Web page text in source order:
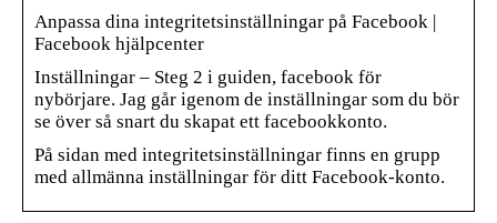
Anpassa dina integritetsinställningar på Facebook |
Facebook hjälpcenter
Inställningar – Steg 2 i guiden, facebook för
nybörjare. Jag går igenom de inställningar som du bör
se över så snart du skapat ett facebookkonto.
På sidan med integritetsinställningar finns en grupp
med allmänna inställningar för ditt Facebook-konto.